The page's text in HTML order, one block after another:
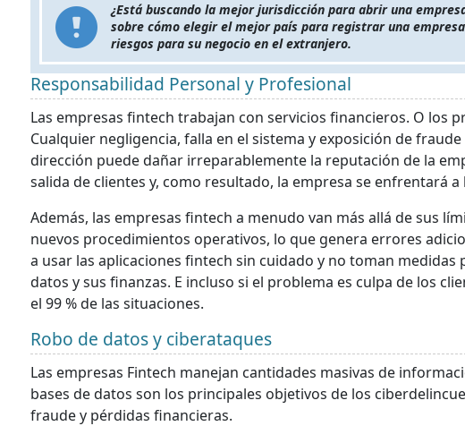
¿Está buscando la mejor jurisdicción para abrir una
sobre cómo elegir el mejor país para registrar una
riesgos para su negocio en el extranjero.
Responsabilidad Personal y Profesional
Las empresas fintech trabajan con servicios financieros. O los
Cualquier negligencia, falla en el sistema y exposición de
dirección puede dañar irreparablemente la reputación de la
salida de clientes y, como resultado, la empresa se enfrentará
Además, las empresas fintech a menudo van más allá de sus
nuevos procedimientos operativos, lo que genera errores
a usar las aplicaciones fintech sin cuidado y no toman
datos y sus finanzas. E incluso si el problema es culpa de los
el 99 % de las situaciones.
Robo de datos y ciberataques
Las empresas Fintech manejan cantidades masivas de
bases de datos son los principales objetivos de los
fraude y pérdidas financieras.